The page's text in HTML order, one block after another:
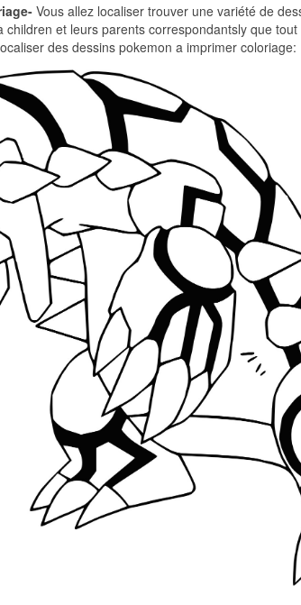
Vous allez localiser trouver une variété de
children et leurs parents correspondantsly que
des dessins pokemon a imprimer coloriage: